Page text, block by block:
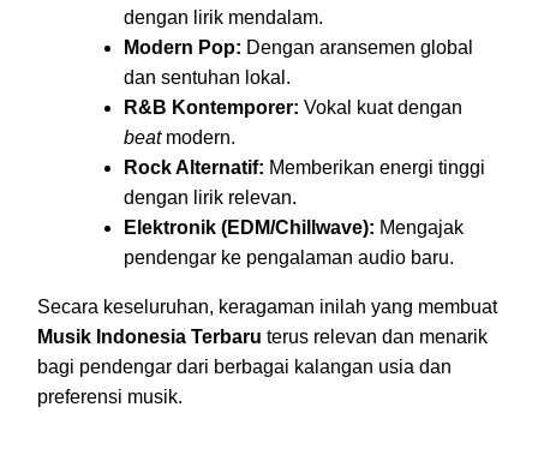
dengan lirik mendalam.
Modern Pop: Dengan aransemen global
dan sentuhan lokal.
R&B Kontemporer: Vokal kuat dengan
beatmodern.
Rock Alternatif: Memberikan energi tinggi
dengan lirik relevan.
Elektronik (EDM/Chillwave): Mengajak
pendengar ke pengalaman audio baru.
Secara keseluruhan, keragaman inilah yang membuat
Musik Indonesia Terbaru terus relevan dan menarik
bagi pendengar dari berbagai kalangan usia dan
preferensi musik.